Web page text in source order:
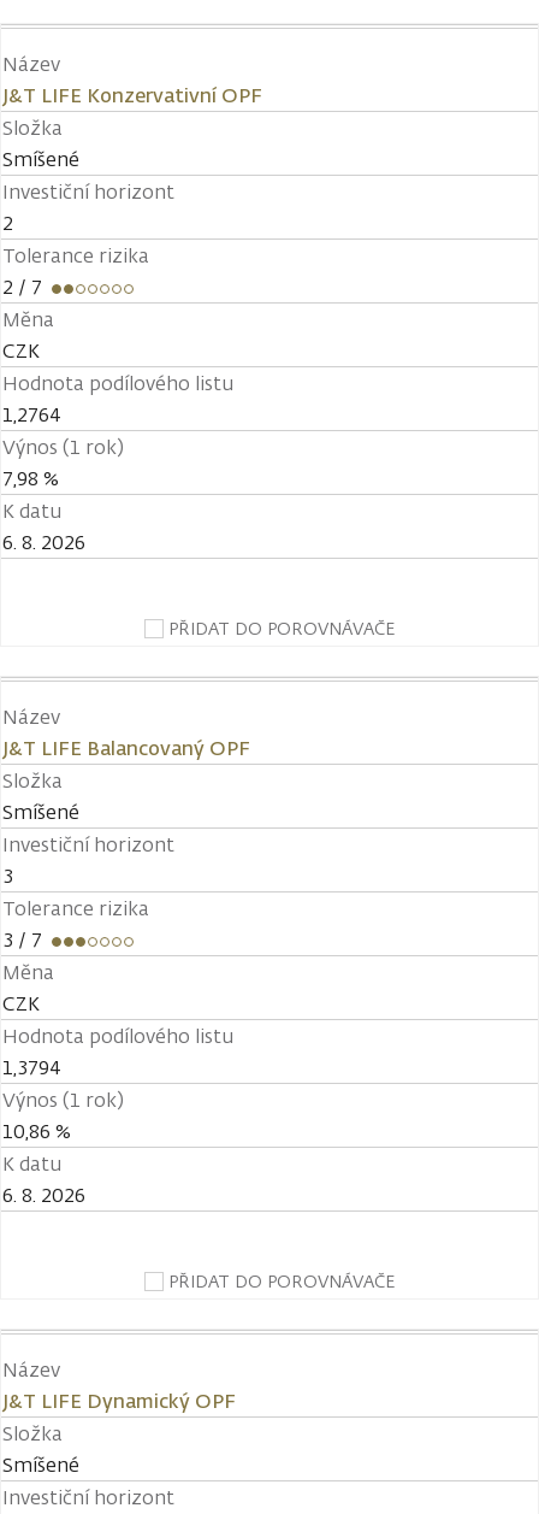
Název
J&T LIFE Konzervativní OPF
Složka
Smíšené
Investiční horizont
2
Tolerance rizika
2 / 7
Měna
CZK
Hodnota podílového listu
1,2764
Výnos (1 rok)
7,98 %
K datu
6. 8. 2026
PŘIDAT DO POROVNÁVAČE
Název
J&T LIFE Balancovaný OPF
Složka
Smíšené
Investiční horizont
3
Tolerance rizika
3 / 7
Měna
CZK
Hodnota podílového listu
1,3794
Výnos (1 rok)
10,86 %
K datu
6. 8. 2026
PŘIDAT DO POROVNÁVAČE
Název
J&T LIFE Dynamický OPF
Složka
Smíšené
Investiční horizont